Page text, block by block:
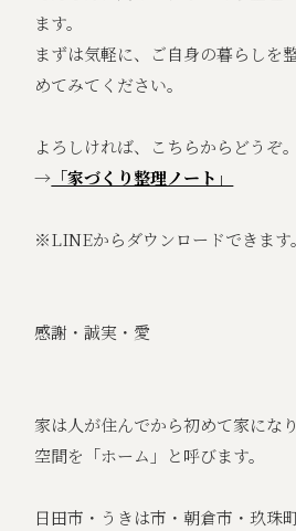
ます。
まずは気軽に、ご自身の暮らしを
めてみてください。
よろしければ、こちらからどうぞ。
→ 「家づくり整理ノート」
※LINEからダウンロードできます。
感謝・誠実・愛
家は人が住んでから初めて家にな
空間を「ホーム」と呼びます。
日田市・うきは市・朝倉市・玖珠